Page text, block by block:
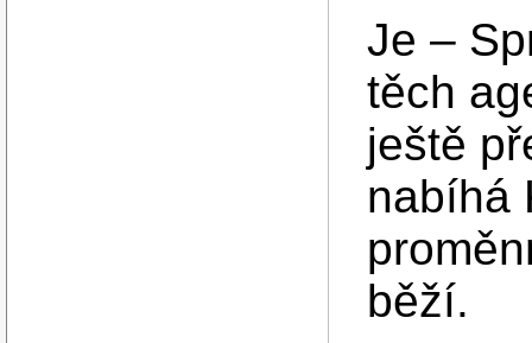
Je –
těch
ještě
nabíhá
běží.